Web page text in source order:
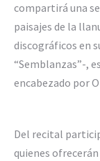
compartirá una
paisajes de la
discográficos en
“Semblanzas”-,
encabezado por
Del recital
quienes